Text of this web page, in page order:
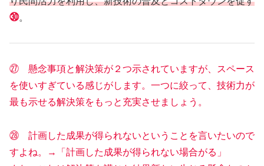
㉚。
㉗ 懸念事項と解決策が２つ示されていますが、スペース
を使いすぎている感じがします。一つに絞って、技術力が
最も示せる解決策をもっと充実させましょう。
㉘ 計画した成果が得られないということを言いたいので
すよね。→「計画した成果が得られない場合がる」